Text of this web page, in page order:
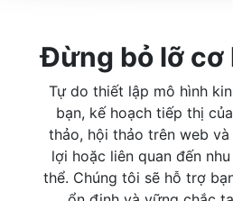
Đừng bỏ lỡ cơ
Tự do thiết lập mô hình
bạn, kế hoạch tiếp thị
thảo, hội thảo trên web
lợi hoặc liên quan đến
thể. Chúng tôi sẽ hỗ trợ